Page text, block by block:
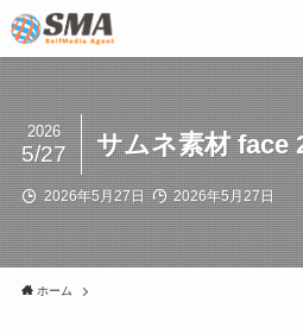
サムネ素材 face
2026
5/27
2026年5月27日 2026年5月27日
ホーム